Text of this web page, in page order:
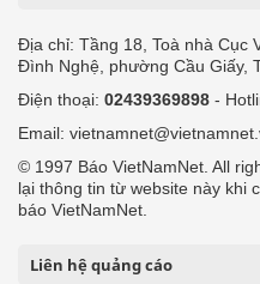
Địa chỉ: Tầng 18, Toà nhà Cục
Đình Nghệ, phường Cầu Giấy,
Điện thoại: 02439369898 -
Email:
© 1997 Báo VietNamNet. All
lại thông tin từ website này khi
báo VietNamNet.
Liên hệ quảng cáo